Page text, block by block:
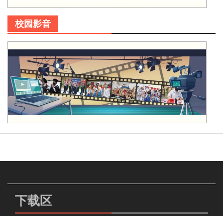
校园影音
下载区